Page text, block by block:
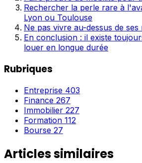
Rechercher la perle rare à
Lyon ou Toulouse
Ne pas vivre au-dessus de ses
En conclusion : il existe
louer en longue durée
Rubriques
Entreprise 403
Finance 267
Immobilier 227
Formation 112
Bourse 27
Articles similaires